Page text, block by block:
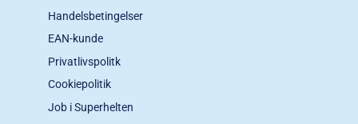
Handelsbetingelser
EAN-kunde
Privatlivspolitk
Cookiepolitik
Job i Superhelten